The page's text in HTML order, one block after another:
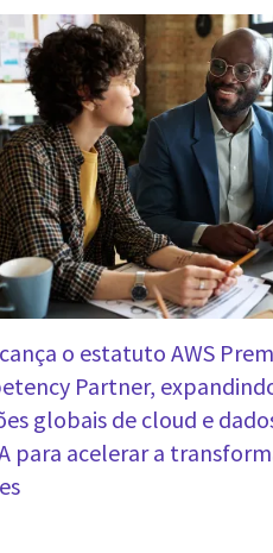
o estatuto AWS
Partner,
globais de cloud e
para acelerar a